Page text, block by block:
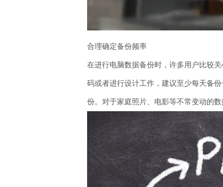
合理确定备份频率
在进行电脑数据备份时，许多用户比较
码或者进行设计工作，建议至少每天备
份。对于家庭照片、电影等不常变动的